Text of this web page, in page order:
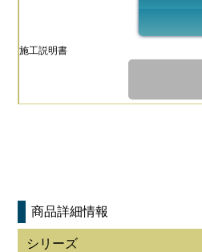
施工説明書
商品詳細情報
シリーズ